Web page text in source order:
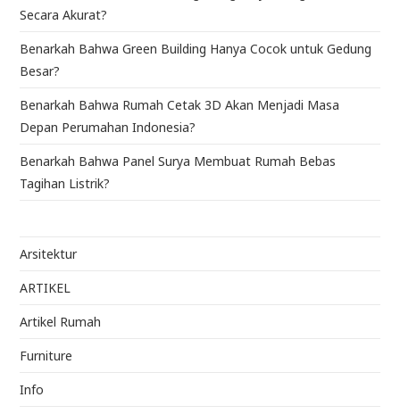
Secara Akurat?
Benarkah Bahwa Green Building Hanya Cocok untuk Gedung
Besar?
Benarkah Bahwa Rumah Cetak 3D Akan Menjadi Masa
Depan Perumahan Indonesia?
Benarkah Bahwa Panel Surya Membuat Rumah Bebas
Tagihan Listrik?
Arsitektur
ARTIKEL
Artikel Rumah
Furniture
Info